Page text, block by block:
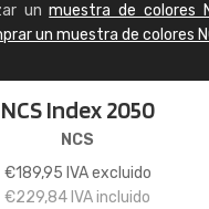
unmuestra de colores
un muestra de colores
NCS Index 2050
NCS
€189,95 IVA excluido
€229,84 IVA incluido